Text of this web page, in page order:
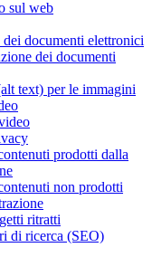
sul web
documenti elettronici
dei documenti
text) per le immagini
prodotti dalla
non prodotti
ritratti
di ricerca (SEO)